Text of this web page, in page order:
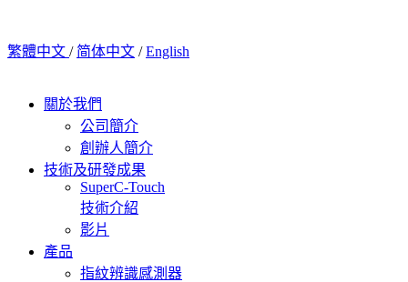
繁體中文 / 简体中文 /English
關於我們
公司簡介
創辦人簡介
技術及研發成果
SuperC-Touch
技術介紹
影片
產品
指紋辨識感測器